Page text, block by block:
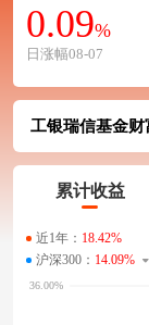
0.09%
日涨幅08-07
工银瑞信基金财
累计收益
近1年： 18.42%
沪深300： 14.09%